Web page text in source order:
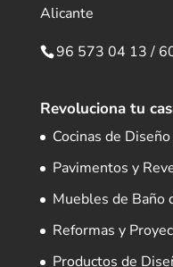
Alicante
96 573 04 13/
Revoluciona tu
Cocinas de
Pavimentos y
Muebles de Baño
Reformas y
Productos de